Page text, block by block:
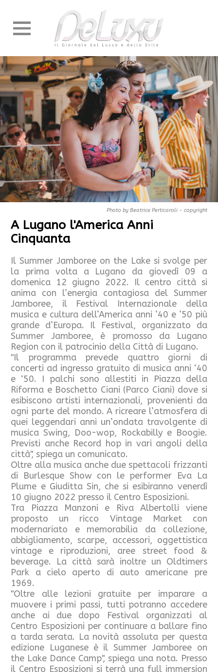
Photo by Beatrice Perticaroli - copyright
A Lugano l'America Anni
Cinquanta
Il Summer Jamboree on the Lake si svolge per
la prima volta a Lugano da giovedì 09 a
domenica 12 giugno 2022. Il centro città si
anima con l’energia contagiosa del Summer
Jamboree, il Festival Internazionale della
musica e cultura dell’America anni ’40 e ’50 più
grande d’Europa. Il Festival, organizzato da
Summer Jamboree, è promosso da Lugano
Region con il patrocinio della Città di Lugano.
"Il programma prevede quattro giorni di
concerti ad ingresso gratuito di musica anni ‘40
e ‘50. I palchi sono allestiti in Piazza della
Riforma e Boschetto Ciani (Parco Ciani) dove si
esibiscono artisti internazionali, provenienti da
ogni parte del mondo. A ricreare l’atmosfera di
quei leggendari anni un’ondata travolgente di
musica Swing, Doo-wop, Rockabilly e Boogie.
Previsti anche Record hop in vari angoli della
città", spiega un comunicato.
Oltre alla musica anche due spettacoli frizzanti
di Burlesque Show con le performer Eva La
Plume e Giuditta Sin, che si esibiranno venerdì
10 giugno 2022 presso il Centro Esposizioni.
Tra Piazza Manzoni e Riva Albertolli viene
proposto un ricco Vintage Market con
modernariato e memorabilia da collezione,
abbigliamento, scarpe, accessori, oggettistica
vintage e riproduzioni, aree street food &
beverage. La città sarà inoltre un Oldtimers
Park a cielo aperto di auto americane pre
1969.
"Oltre alle lezioni gratuite per imparare a
muovere i primi passi, tutti potranno accedere
anche ai due dopo Festival organizzati al
Centro Esposizioni per continuare a ballare fino
a tarda serata. La novità assoluta per questa
edizione Luganese è il Summer Jamboree on
the Lake Dance Camp", spiega una nota. Presso
il Centro Esposizioni si terrà una full immersion